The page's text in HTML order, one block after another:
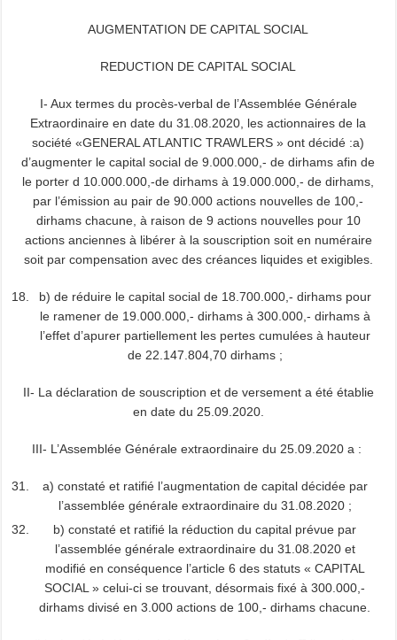
AUGMENTATION DE CAPITAL SOCIAL
REDUCTION DE CAPITAL SOCIAL
I- Aux termes du procès-verbal de l’Assemblée Générale
Extraordinaire en date du 31.08.2020, les actionnaires de la
société «GENERAL ATLANTIC TRAWLERS » ont décidé :a)
d’augmenter le capital social de 9.000.000,- de dirhams afin de
le porter d 10.000.000,-de dirhams à 19.000.000,- de dirhams,
par l’émission au pair de 90.000 actions nouvelles de 100,-
dirhams chacune, à raison de 9 actions nouvelles pour 10
actions anciennes à libérer à la souscription soit en numéraire
soit par compensation avec des créances liquides et exigibles.
b) de réduire le capital social de 18.700.000,- dirhams pour
le ramener de 19.000.000,- dirhams à 300.000,- dirhams à
l’effet d’apurer partiellement les pertes cumulées à hauteur
de 22.147.804,70 dirhams ;
II- La déclaration de souscription et de versement a été établie
en date du 25.09.2020.
III- L’Assemblée Générale extraordinaire du 25.09.2020 a :
a) constaté et ratifié l’augmentation de capital décidée par
l’assemblée générale extraordinaire du 31.08.2020 ;
b) constaté et ratifié la réduction du capital prévue par
l’assemblée générale extraordinaire du 31.08.2020 et
modifié en conséquence l’article 6 des statuts « CAPITAL
SOCIAL » celui-ci se trouvant, désormais fixé à 300.000,-
dirhams divisé en 3.000 actions de 100,- dirhams chacune.